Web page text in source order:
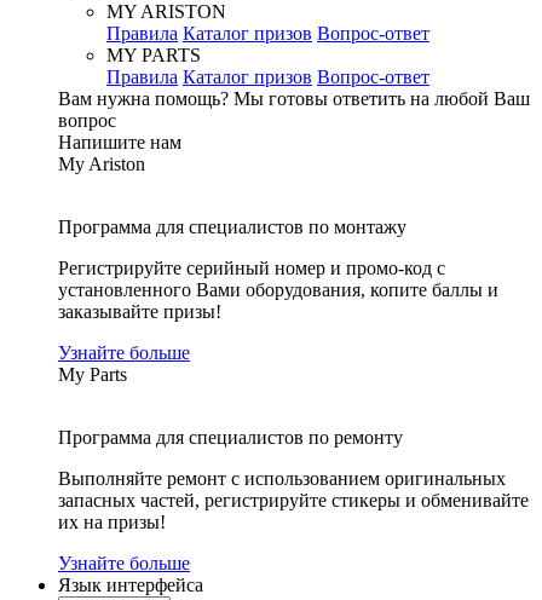
MY ARISTON
Правила Каталог призов Вопрос-ответ
MY PARTS
Правила Каталог призов Вопрос-ответ
Вам нужна помощь? Мы готовы ответить на любой Ваш
вопрос
Напишите нам
My Ariston
Программа для специалистов по монтажу
Регистрируйте серийный номер и промо-код с
установленного Вами оборудования, копите баллы и
заказывайте призы!
Узнайте больше
My Parts
Программа для специалистов по ремонту
Выполняйте ремонт с использованием оригинальных
запасных частей, регистрируйте стикеры и обменивайте
их на призы!
Узнайте больше
Язык интерфейса